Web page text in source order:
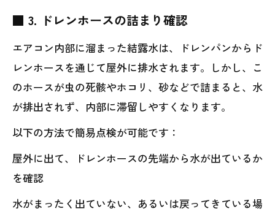
■ 3. ドレンホースの詰まり確認
エアコン内部に溜まった結露水は、ドレンパンからド
レンホースを通じて屋外に排水されます。しかし、こ
のホースが虫の死骸やホコリ、砂などで詰まると、水
が排出されず、内部に滞留しやすくなります。
以下の方法で簡易点検が可能です：
屋外に出て、ドレンホースの先端から水が出ているか
を確認
水がまったく出ていない、あるいは戻ってきている場